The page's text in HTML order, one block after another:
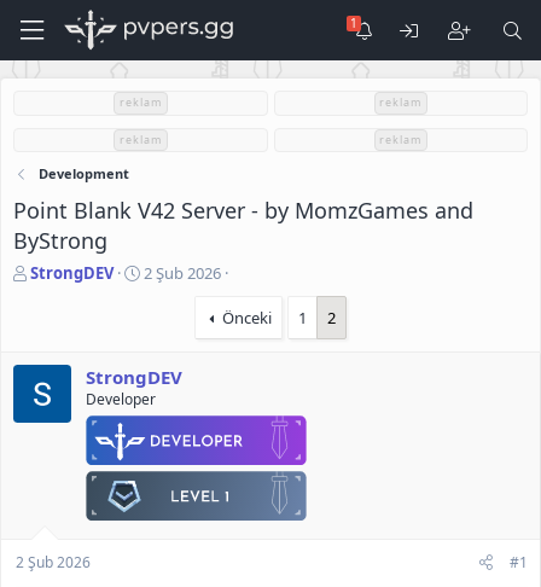
reklam reklam
reklam reklam
Development
Point Blank V42 Server - by MomzGames and
ByStrong
K
a
h
i
StrongDEV
B
n
g
ı
ç
t
2 Şub 2026
Önceki 1 2
StrongDEV
Developer
2 Şub 2026 #1